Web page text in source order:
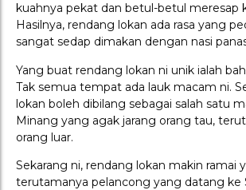
kuahnya pekat dan betul-betul meresap
Hasilnya, rendang lokan ada rasa yang
sangat sedap dimakan dengan nasi
Yang buat rendang lokan ni unik ialah
Tak semua tempat ada lauk macam ni.
lokan boleh dibilang sebagai salah satu
Minang yang agak jarang orang tau,
orang luar.
Sekarang ni, rendang lokan makin ramai
terutamanya pelancong yang datang ke